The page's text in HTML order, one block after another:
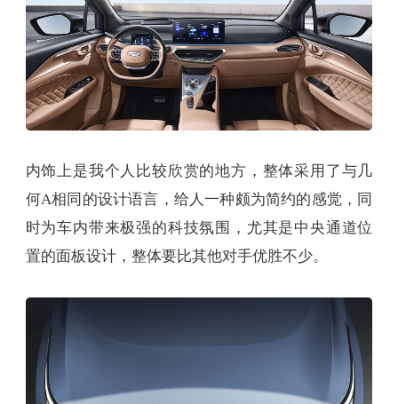
内饰上是我个人比较欣赏的地方，整体采用了与几
何A相同的设计语言，给人一种颇为简约的感觉，同
时为车内带来极强的科技氛围，尤其是中央通道位
置的面板设计，整体要比其他对手优胜不少。